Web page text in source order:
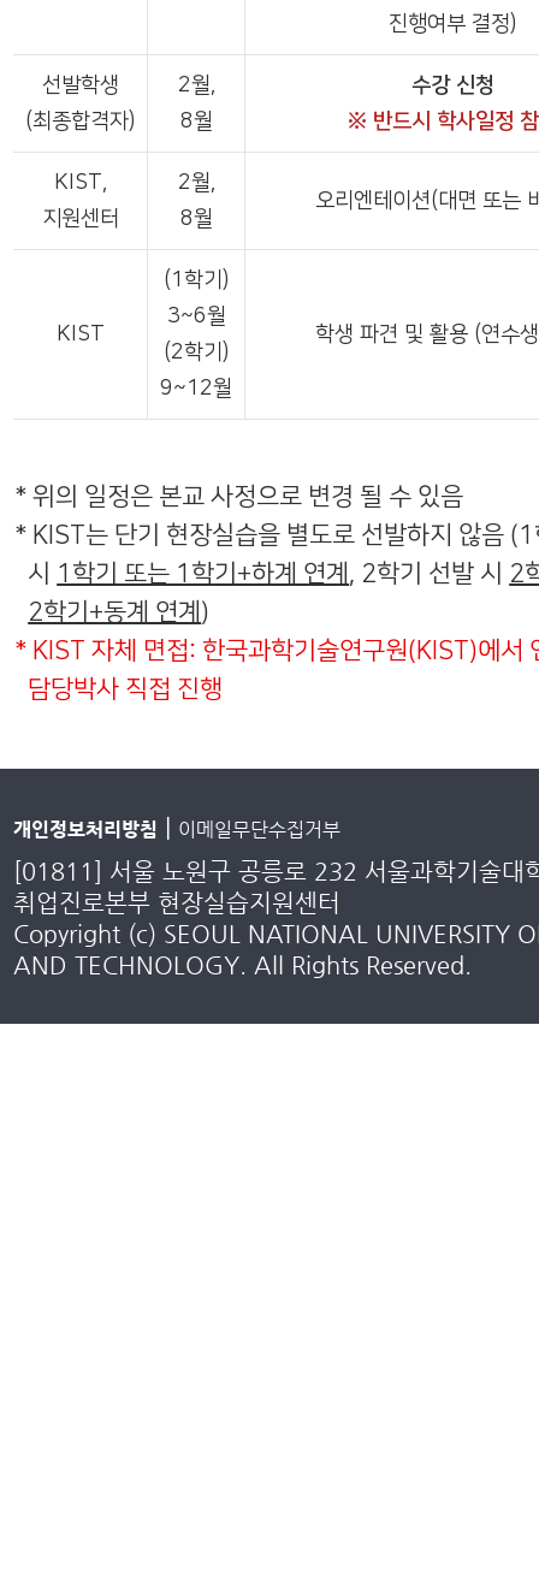
진행여부 결정)
선발학생
(최종합격자)
2월,
8월
수강 신청
※ 반드시 학사일정
KIST,
지원센터
2월,
8월
오리엔테이션(대면 또는
KIST
(1학기)
3~6월
(2학기)
9~12월
학생 파견 및 활용 (연수
* 위의 일정은 본교 사정으로 변경 될 수 있음
* KIST는 단기 현장실습을 별도로 선발하지 않음
시 1학기 또는 1학기+하계 연계 , 2학기 선발 시 2
2학기+동계 연계 )
* KIST 자체 면접: 한국과학기술연구원(KIST)에서
담당박사 직접 진행
개인정보처리방침 이메일무단수집거부
[01811] 서울 노원구 공릉로 232 서울과학기술대
취업진로본부 현장실습지원센터
Copyright (c) SEOUL NATIONAL UNIVERSITY
AND TECHNOLOGY. All Rights Reserved.